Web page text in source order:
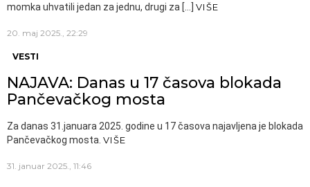
momka uhvatili jedan za jednu, drugi za […] VIŠE
20. maj 2025., 22:29
VESTI
NAJAVA: Danas u 17 časova blokada
Pančevačkog mosta
Za danas 31.januara 2025. godine u 17 časova najavljena je blokada
Pančevačkog mosta. VIŠE
31. januar 2025., 11:46